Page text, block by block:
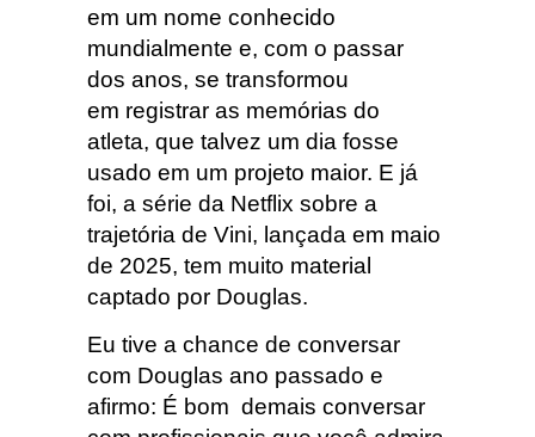
em um nome conhecido
mundialmente e, com o passar
dos anos, se transformou
em registrar as memórias do
atleta, que talvez um dia fosse
usado em um projeto maior. E já
foi, a série da Netflix sobre a
trajetória de Vini, lançada em maio
de 2025, tem muito material
captado por Douglas.
Eu tive a chance de conversar
com Douglas ano passado e
afirmo: É bom demais conversar